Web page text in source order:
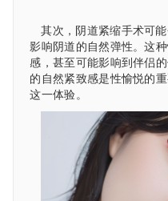
其次，阴道紧缩手术可
影响阴道的自然弹性。这
感，甚至可能影响到伴侣
的自然紧致感是性愉悦的
这一体验。